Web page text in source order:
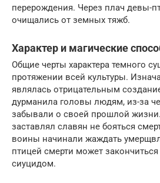
перерождения. Через плач девы-
очищались от земных тяжб.
Характер и магические
Общие черты характера темного
протяжении всей культуры.
являлась отрицательным
дурманила головы людям, из-за
забывали о своей прошлой
заставлял славян не бояться
воины начинали жаждать
птицей смерти может
сиуцидом.